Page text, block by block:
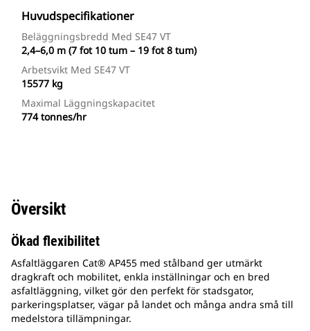
Huvudspecifikationer
Beläggningsbredd Med SE47 VT
2,4–6,0 m (7 fot 10 tum – 19 fot 8 tum)
Arbetsvikt Med SE47 VT
15577 kg
Maximal Läggningskapacitet
774 tonnes/hr
Översikt
Ökad flexibilitet
Asfaltläggaren Cat® AP455 med stålband ger utmärkt
dragkraft och mobilitet, enkla inställningar och en bred
asfaltläggning, vilket gör den perfekt för stadsgator,
parkeringsplatser, vägar på landet och många andra små till
medelstora tillämpningar.